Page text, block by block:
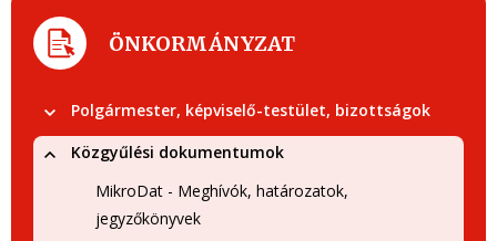
ÖNKORMÁNYZAT
Polgármester, képviselő-testület, bizottságok
Közgyűlési dokumentumok
MikroDat - Meghívók, határozatok,
jegyzőkönyvek